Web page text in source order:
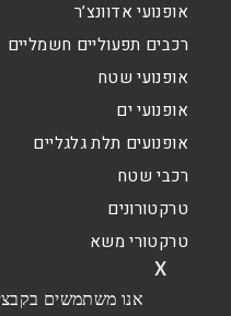
x
אופנועי אדוונצ’ר
רכבים תפעוליים חשמליים
אופנועי שטח
אופנועי ים
אופנועים תלת גלגליים
רכבי שטח
טרקטורונים
טרקטורי משא